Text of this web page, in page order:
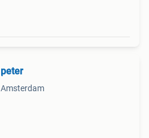
peter
Amsterdam